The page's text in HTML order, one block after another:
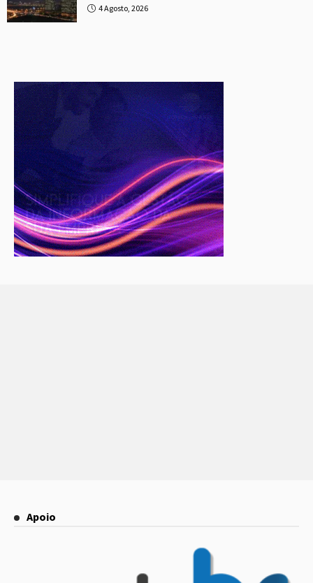
4 Agosto, 2026
Apoio